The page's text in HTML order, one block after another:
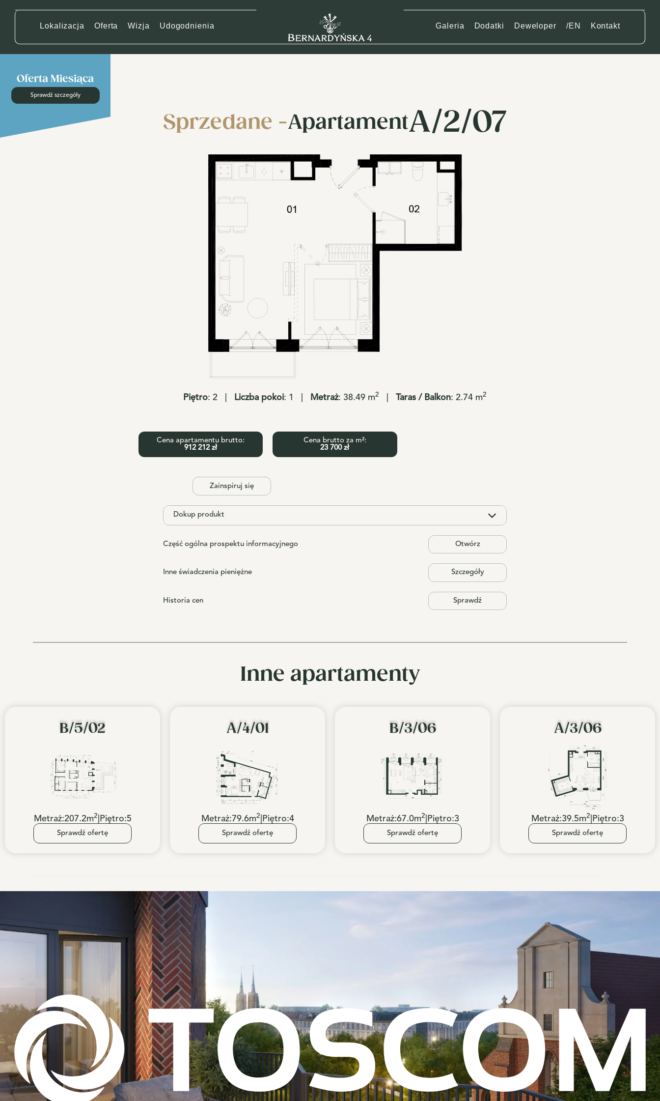
Lokalizacja Oferta Wizja Udogodnienia Galeria Dodatki Deweloper /EN Kontakt
Oferta Miesiąca
Sprawdź szczegóły
Sprzedane -ApartamentA/2/07
Piętro: 2 Liczba pokoi: 1 Metraż: 38.49 m2 Taras / Balkon: 2.74 m2
Cena apartamentu brutto:
912 212 zł
Cena brutto za m²:
23 700 zł
Zainspiruj się
Dokup produkt
Część ogólna prospektu informacyjnego Otwórz
Inne świadczenia pieniężne Szczegóły
Historia cen Sprawdź
Inne apartamenty
B/5/02
Metraż:207.2m2 Piętro:5
Sprawdź ofertę
A/4/01
Metraż:79.6m2 Piętro:4
Sprawdź ofertę
B/3/06
Metraż:67.0m2 Piętro:3
Sprawdź ofertę
A/3/06
Metraż:39.5m2 Piętro:3
Sprawdź ofertę